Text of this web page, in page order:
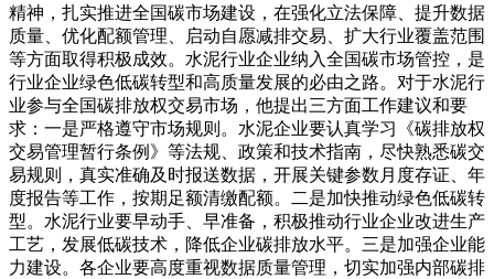
精神，扎实推进全国碳市场建设，在强化立法保障、提升数据
质量、优化配额管理、启动自愿减排交易、扩大行业覆盖范围
等方面取得积极成效。水泥行业企业纳入全国碳市场管控，是
行业企业绿色低碳转型和高质量发展的必由之路。对于水泥行
业参与全国碳排放权交易市场，他提出三方面工作建议和要
求：一是严格遵守市场规则。水泥企业要认真学习《碳排放权
交易管理暂行条例》等法规、政策和技术指南，尽快熟悉碳交
易规则，真实准确及时报送数据，开展关键参数月度存证、年
度报告等工作，按期足额清缴配额。二是加快推动绿色低碳转
型。水泥行业要早动手、早准备，积极推动行业企业改进生产
工艺，发展低碳技术，降低企业碳排放水平。三是加强企业能
力建设。各企业要高度重视数据质量管理，切实加强内部碳排